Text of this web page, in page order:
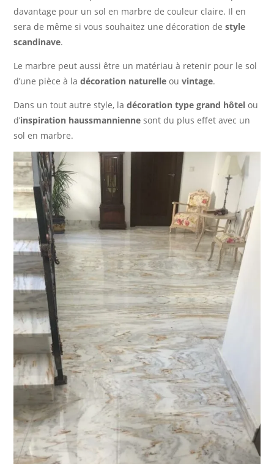
davantage pour un sol en marbre de couleur claire. Il en
sera de même si vous souhaitez une décoration destyle
scandinave.
Le marbre peut aussi être un matériau à retenir pour le sol
d’une pièce à ladécoration naturelle ouvintage.
Dans un tout autre style, ladécoration type grand hôtel ou
d’inspiration haussmannienne sont du plus effet avec un
sol en marbre.